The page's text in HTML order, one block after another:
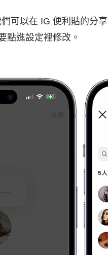
可以在 IG 便利貼的分
點進設定裡修改。